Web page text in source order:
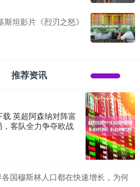
坦影片《烈刃之怒》
推荐资讯
英超阿森纳对阵富
客队全力争夺欧战
国穆斯林人口都在快速增长，为何